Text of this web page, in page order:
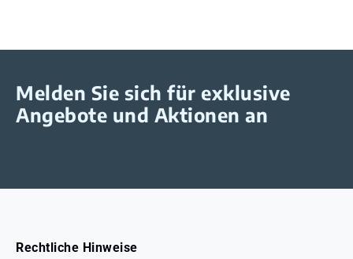
Melden Sie sich für exklusive
Angebote und Aktionen an
Rechtliche Hinweise